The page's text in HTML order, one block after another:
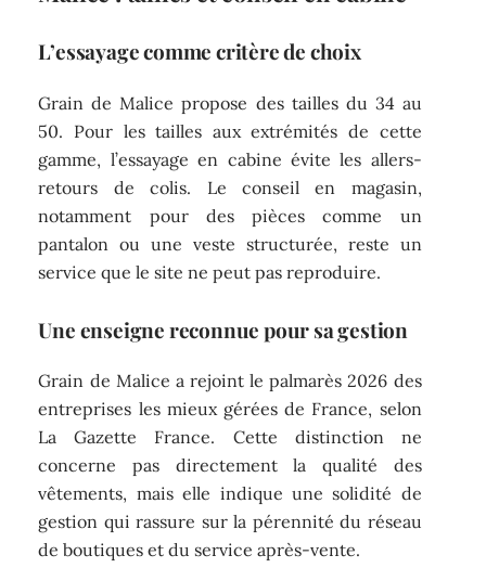
L’essayage comme critère de choix
Grain de Malice propose des tailles du 34 au
50. Pour les tailles aux extrémités de cette
gamme, l’essayage en cabine évite les allers-
retours de colis. Le conseil en magasin,
notamment pour des pièces comme un
pantalon ou une veste structurée, reste un
service que le site ne peut pas reproduire.
Une enseigne reconnue pour sa gestion
Grain de Malice a rejoint le palmarès 2026 des
entreprises les mieux gérées de France, selon
La Gazette France. Cette distinction ne
concerne pas directement la qualité des
vêtements, mais elle indique une solidité de
gestion qui rassure sur la pérennité du réseau
de boutiques et du service après-vente.